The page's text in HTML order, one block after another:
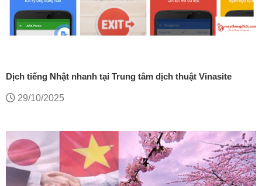
Dịch tiếng Nhật nhanh tại Trung tâm dịch thuật Vinasite
29/10/2025